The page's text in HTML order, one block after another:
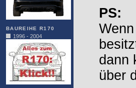
BAUREIHE R170
1996 - 2004
PS:
dann
über